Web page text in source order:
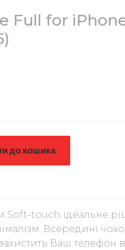
Full for
до кошика
Soft-touch ідеальне
Всередині
Ваш телефон